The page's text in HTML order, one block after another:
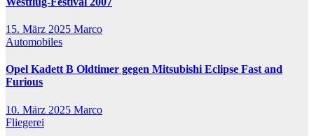
15. März 2025 Marco
Automobiles
Opel Kadett B Oldtimer gegen Mitsubishi Eclipse Fast and
Furious
10. März 2025 Marco
Fliegerei